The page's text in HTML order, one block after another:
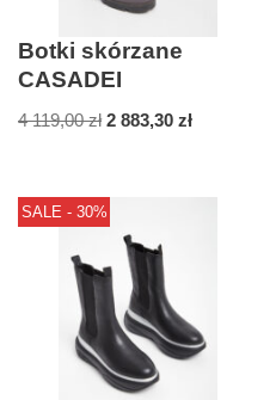
Botki skórzane
CASADEI
4 119,00zł 2 883,30 zł
SALE - 30%